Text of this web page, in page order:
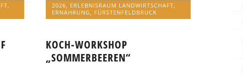
2026 ERLEBNISRAUM LANDWIRTSCHAFT
ERNÄHRUNG
FÜRSTENFELDBRUCK
KOCH-WORKSHOP
„SOMMERBEEREN“